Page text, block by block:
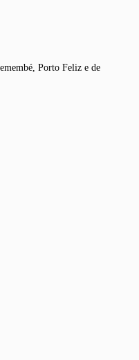
Porto Feliz e de